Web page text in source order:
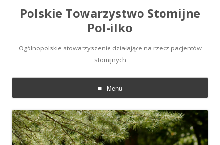
Polskie Towarzystwo Stomijne
Pol-ilko
Ogólnopolskie stowarzyszenie działające na rzecz pacjentów
stomijnych
Menu
Skip
to
content